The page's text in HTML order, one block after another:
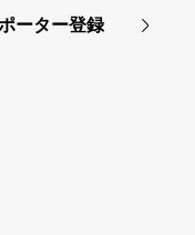
ーター登録